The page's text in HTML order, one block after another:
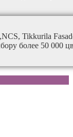
Tikkurila
более 50 000